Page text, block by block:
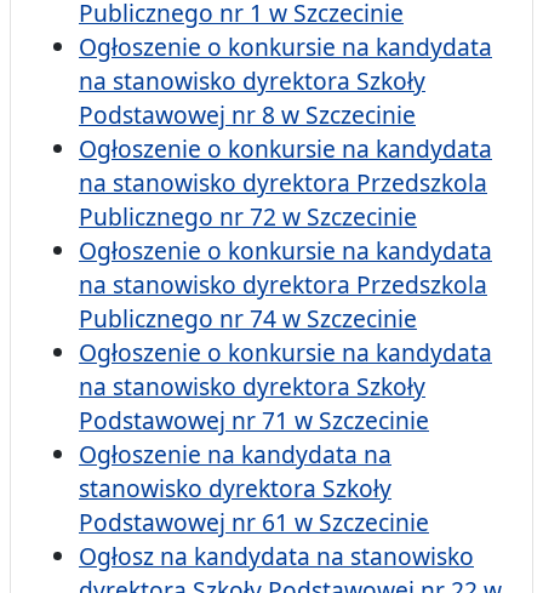
Publicznego nr 1 w Szczecinie
Ogłoszenie o konkursie na kandydata
na stanowisko dyrektora Szkoły
Podstawowej nr 8 w Szczecinie
Ogłoszenie o konkursie na kandydata
na stanowisko dyrektora Przedszkola
Publicznego nr 72 w Szczecinie
Ogłoszenie o konkursie na kandydata
na stanowisko dyrektora Przedszkola
Publicznego nr 74 w Szczecinie
Ogłoszenie o konkursie na kandydata
na stanowisko dyrektora Szkoły
Podstawowej nr 71 w Szczecinie
Ogłoszenie na kandydata na
stanowisko dyrektora Szkoły
Podstawowej nr 61 w Szczecinie
Ogłosz na kandydata na stanowisko